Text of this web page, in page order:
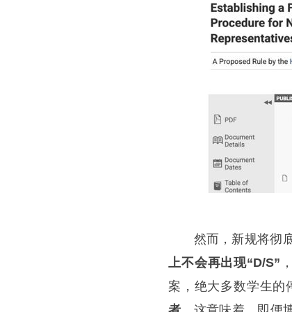
然而，新规将彻底
上不会再出现“D/S”
案，绝大多数学生的